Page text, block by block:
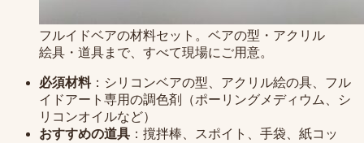
フルイドベアの材料セット。ベアの型・アクリル
絵具・道具まで、すべて現場にご用意。
必須材料：シリコンベアの型、アクリル絵の具、フル
イドアート専用の調色剤（ポーリングメディウム、シ
リコンオイルなど）
おすすめの道具 ：撹拌棒、スポイト、手袋、紙コッ